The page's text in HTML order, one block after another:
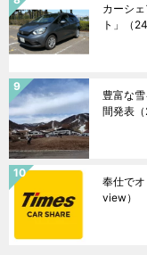
カーシ
ト」
（
豊富な
間発表
奉仕で
view）